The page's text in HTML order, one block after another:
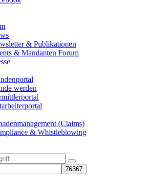
& Publikationen
& Mandanten Forum
werden
(Claims)
& Whistleblowing